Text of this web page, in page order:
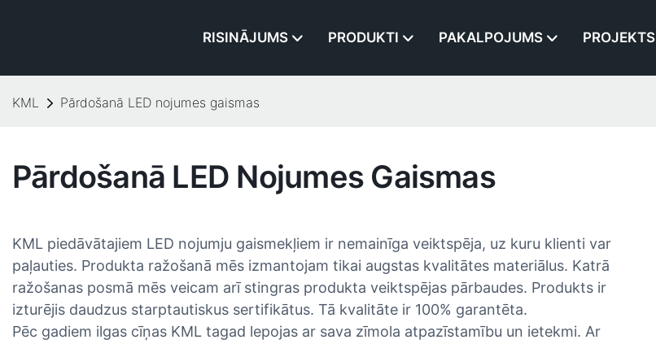
RISINĀJUMS PRODUKTI PAKALPOJUMS PROJEKTS
KML Pārdošanā LED nojumes gaismas
Pārdošanā LED Nojumes Gaismas
KML piedāvātajiem LED nojumju gaismekļiem ir nemainīga veiktspēja, uz kuru klienti var
paļauties. Produkta ražošanā mēs izmantojam tikai augstas kvalitātes materiālus. Katrā
ražošanas posmā mēs veicam arī stingras produkta veiktspējas pārbaudes. Produkts ir
izturējis daudzus starptautiskus sertifikātus. Tā kvalitāte ir 100% garantēta.
Pēc gadiem ilgas cīņas KML tagad lepojas ar sava zīmola atpazīstamību un ietekmi. Ar